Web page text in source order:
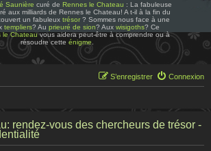
Saunière curé de Rennes le Chateau : La fabuleuse
aux milliards de Rennes le Chateau! A t-il à la fin du
un fabuleux trésor? Sommes nous face à une
templiers? Au prieuré de sion? Aux wisigoths? Ce
le Chateauvous aidera peut-être à comprendre ou à
résoudre cetteénigme
Connexion
S’enregistrer
rendez-vous des chercheurs de trésor -